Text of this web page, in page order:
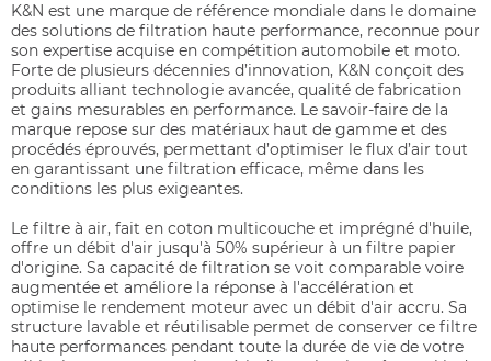
K&N est une marque de référence mondiale dans le domaine
des solutions de filtration haute performance, reconnue pour
son expertise acquise en compétition automobile et moto.
Forte de plusieurs décennies d’innovation, K&N conçoit des
produits alliant technologie avancée, qualité de fabrication
et gains mesurables en performance. Le savoir-faire de la
marque repose sur des matériaux haut de gamme et des
procédés éprouvés, permettant d’optimiser le flux d’air tout
en garantissant une filtration efficace, même dans les
conditions les plus exigeantes.
Le filtre à air, fait en coton multicouche et imprégné d'huile,
offre un débit d'air jusqu'à 50% supérieur à un filtre papier
d'origine. Sa capacité de filtration se voit comparable voire
augmentée et améliore la réponse à l'accélération et
optimise le rendement moteur avec un débit d'air accru. Sa
structure lavable et réutilisable permet de conserver ce filtre
haute performances pendant toute la durée de vie de votre